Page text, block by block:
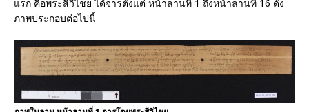
แรก คือพระสีวิไชย ได้จารตั้งแต่ หน้าลานที่ 1 ถึงหน้าลานที่ 16 ดัง
ภาพประกอบต่อไปนี้